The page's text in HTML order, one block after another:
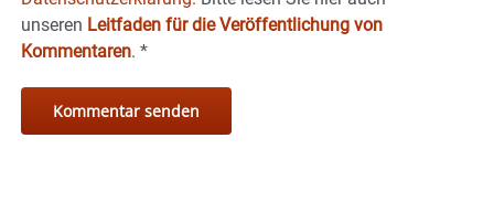
unseren Leitfaden für die Veröffentlichung von
Kommentaren. *